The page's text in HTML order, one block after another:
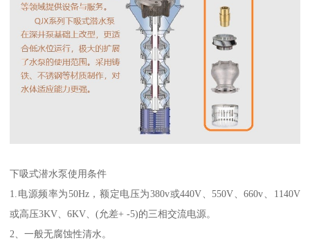
下吸式潜水泵使用条件
1.电源频率为50Hz，额定电压为380v或440V、550V、660v、1140V
或高压3KV、6KV、(允差+ -5)的三相交流电源。
2、一般无腐蚀性清水。